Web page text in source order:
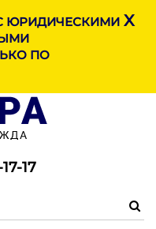
МЕНЮ
ЮРИДИЧЕСКИМИ
ПО
X
17